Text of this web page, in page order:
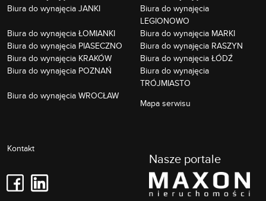
Biura do wynajęcia JANKI
Biura do wynajęcia
LEGIONOWO
Biura do wynajęcia ŁOMIANKI
Biura do wynajęcia MARKI
Biura do wynajęcia PIASECZNO
Biura do wynajęcia RASZYN
Biura do wynajęcia KRAKÓW
Biura do wynajęcia ŁÓDŹ
Biura do wynajęcia POZNAŃ
Biura do wynajęcia
TRÓJMIASTO
Biura do wynajęcia WROCŁAW
Mapa serwisu
Kontakt
Nasze portale